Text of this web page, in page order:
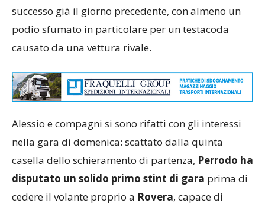
successo già il giorno precedente, con almeno un
podio sfumato in particolare per un testacoda
causato da una vettura rivale.
Alessio e compagni si sono rifatti con gli interessi
nella gara di domenica: scattato dalla quinta
casella dello schieramento di partenza, Perrodo ha
disputato un solido primo stint di gara prima di
cedere il volante proprio a Rovera, capace di